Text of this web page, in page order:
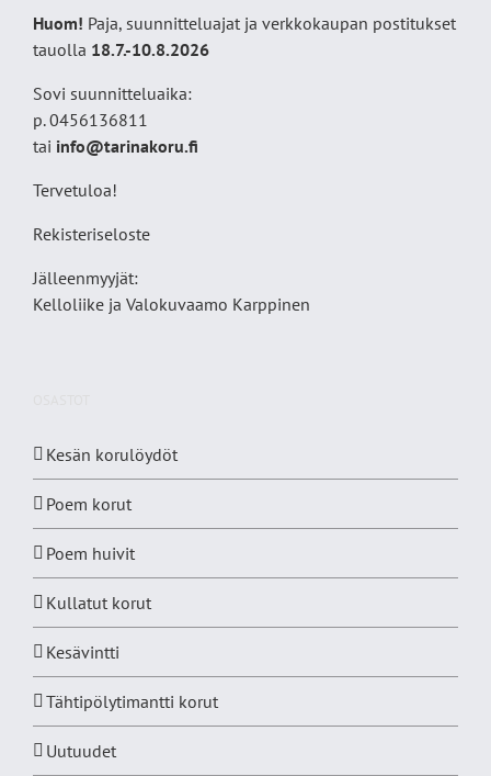
Huom! Paja, suunnitteluajat ja verkkokaupan postitukset
tauolla 18.7.-10.8.2026
Sovi suunnitteluaika:
p. 0456136811
tai info@tarinakoru.fi
Tervetuloa!
Rekisteriseloste
Jälleenmyyjät:
Kelloliike ja Valokuvaamo Karppinen
Kesän korulöydöt
Poem korut
Poem huivit
Kullatut korut
Kesävintti
Tähtipölytimantti korut
Uutuudet